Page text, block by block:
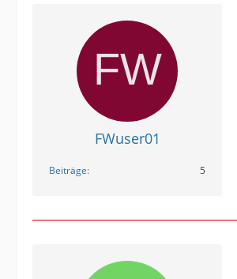
FWuser01
Beiträge 5